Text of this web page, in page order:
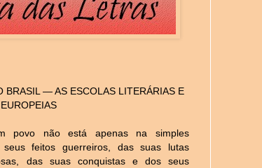
BRASIL — AS ESCOLAS LITERÁRIAS E
povo não está apenas na simples
seus feitos guerreiros, das suas lutas
das suas conquistas e dos seus